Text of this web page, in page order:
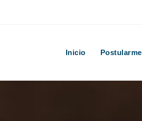
Inicio Postularme